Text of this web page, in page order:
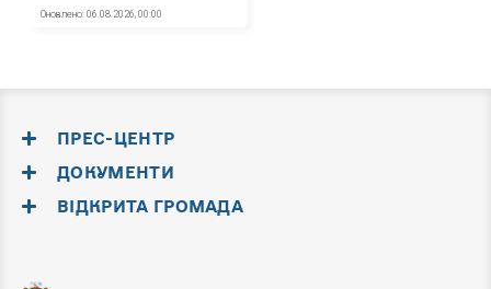
ПРЕС-ЦЕНТР
ДОКУМЕНТИ
ВІДКРИТА ГРОМАДА